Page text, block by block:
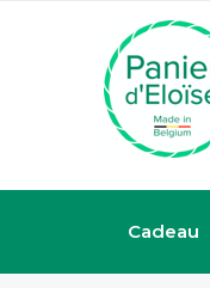
Cadeau